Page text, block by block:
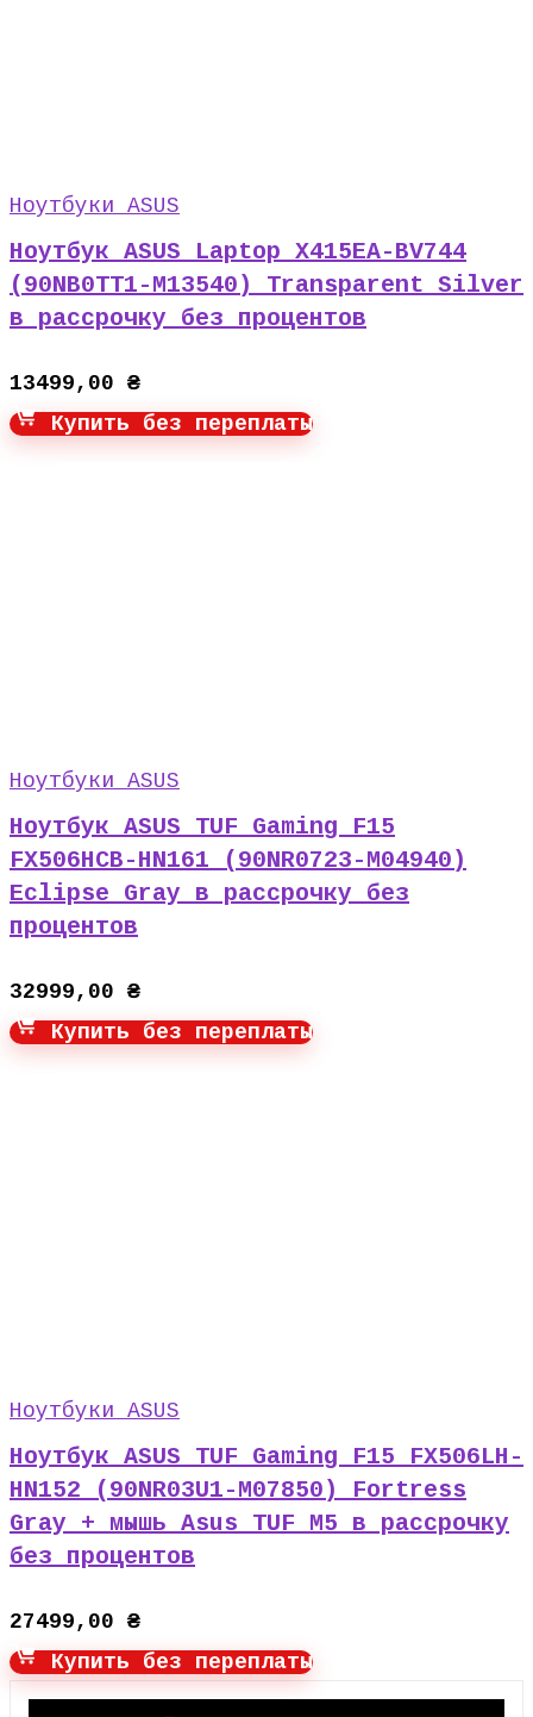
Ноутбуки ASUS
Ноутбук ASUS Laptop X415EA-BV744
(90NB0TT1-M13540) Transparent Silver
в рассрочку без процентов
13499,00 ₴
Купить без переплаты
Ноутбуки ASUS
Ноутбук ASUS TUF Gaming F15
FX506HCB-HN161 (90NR0723-M04940)
Eclipse Gray в рассрочку без
процентов
32999,00 ₴
Купить без переплаты
Ноутбуки ASUS
Ноутбук ASUS TUF Gaming F15 FX506LH-
HN152 (90NR03U1-M07850) Fortress
Gray + мышь Asus TUF M5 в рассрочку
без процентов
27499,00 ₴
Купить без переплаты